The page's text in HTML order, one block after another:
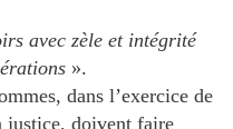
avec zèle et intégrité
».
dans l’exercice de
justice, doivent faire